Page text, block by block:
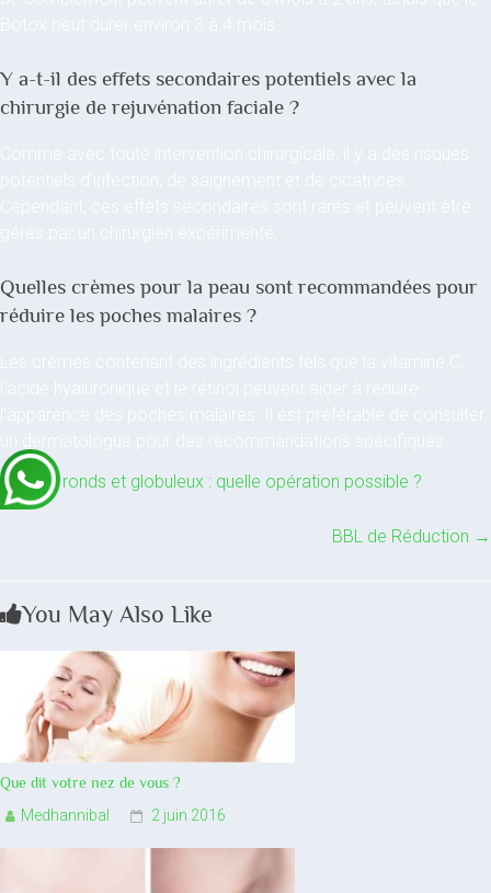
Y a-t-il des effets secondaires potentiels avec la
chirurgie de rejuvénation faciale ?
Quelles crèmes pour la peau sont recommandées pour
réduire les poches malaires ?
← Yeux ronds et globuleux : quelle opération possible ?
BBL de Réduction →
You May Also Like
Que dit votre nez de vous ?
Medhannibal
2 juin 2016